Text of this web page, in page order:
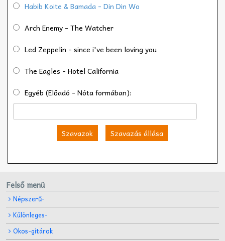
Habib Koite & Bamada - Din Din Wo
Arch Enemy - The Watcher
Led Zeppelin - since i've been loving you
The Eagles - Hotel California
Egyéb (Előadó - Nóta formában):
Szavazok Szavazás állása
Felső menü
Népszerű-
Különleges-
Okos-gitárok